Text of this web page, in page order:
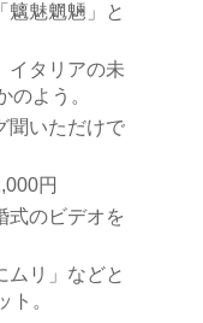
魅魍魎」と
タリアの未
のよう。
いただけで
円
のビデオを
リ」などと
。